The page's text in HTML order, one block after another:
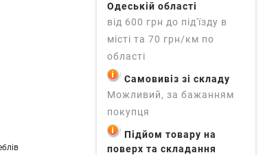
Одеській області
від 600 грн до під'їзду в
місті та 70 грн/км по
області
Самовивіз зі складу
Можливий, за бажанням
покупця
Підйом товару на
поверх та складання